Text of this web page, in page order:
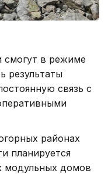
смогут в режиме
результаты
связь с
районах
планируется
модульных домов